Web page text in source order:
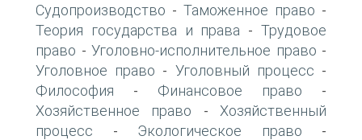
Судопроизводство - Таможенное право -
Теория государства и права -Трудовое
право - Уголовно-исполнительное право -
Уголовное право - Уголовный процесс -
Философия - Финансовое право -
Хозяйственное право - Хозяйственный
процесс - Экологическое право -